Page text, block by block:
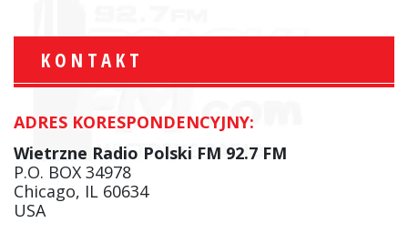
KONTAKT
ADRES KORESPONDENCYJNY:
Wietrzne Radio Polski FM 92.7 FM
P.O. BOX 34978
Chicago, IL 60634
USA